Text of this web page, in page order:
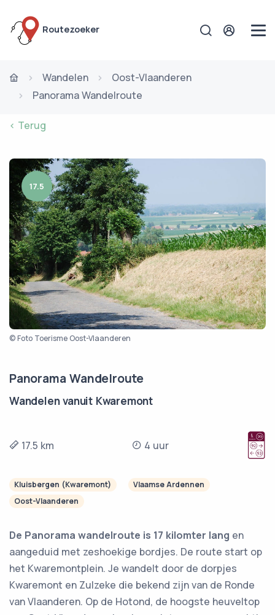
Routezoeker
Wandelen
Oost-Vlaanderen
Panorama Wandelroute
< Terug
17.5
© Foto Toerisme Oost-Vlaanderen
Panorama Wandelroute
Wandelen vanuit Kwaremont
17.5 km 4 uur
Kluisbergen (Kwaremont)
Vlaamse Ardennen
Oost-Vlaanderen
De Panorama wandelroute is 17 kilomter lang en
aangeduid met zeshoekige bordjes. De route start op
het Kwaremontplein. Je wandelt door de dorpjes
Kwaremont en Zulzeke die bekend zijn van de Ronde
van Vlaanderen. Op de Hotond, de hoogste heuveltop